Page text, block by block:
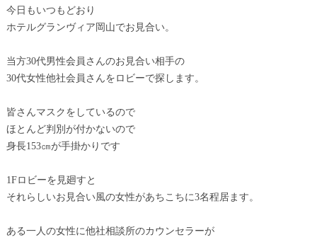
今日もいつもどおり
ホテルグランヴィア岡山でお見合い。
当方30代男性会員さんのお見合い相手の
30代女性他社会員さんをロビーで探します。
皆さんマスクをしているので
ほとんど判別が付かないので
身長153㎝が手掛かりです
1Fロビーを見廻すと
それらしいお見合い風の女性があちこちに3名程居ます。
ある一人の女性に他社相談所のカウンセラーが